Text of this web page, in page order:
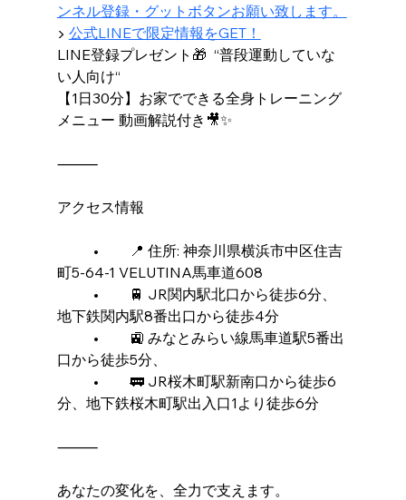
ンネル登録・グットボタンお願い致します。
▶ 公式LINEで限定情報をGET！
LINE登録プレゼント🎁  “普段運動していな
い人向け“
【1日30分】お家でできる全身トレーニング
メニュー 動画解説付き🎥✨
⸻
アクセス情報
町5-64-1 VELUTINA馬車道608
地下鉄関内駅8番出口から徒歩4分
口から徒歩5分、
分、地下鉄桜木町駅出入口1より徒歩6分
⸻
あなたの変化を、全力で支えます。